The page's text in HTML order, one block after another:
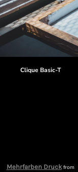
Clique Basic-T
Mehrfarben Druckfrom